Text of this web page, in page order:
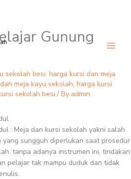
Gunung
sekolah besi, harga kursi dan meja
meja kayu sekolah, harga kursi
sekolah besi / By admin
: Meja dan kursi sekolah yakni salah
sungguh diperlukan saat prosedur
tanpa adanya instrumen ini, tindakan
pelajar tak mampu duduk dan tidak